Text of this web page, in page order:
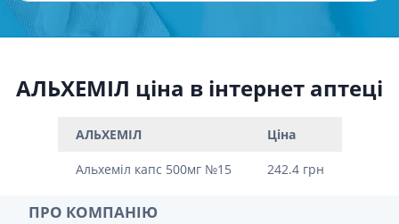
АЛЬХЕМІЛ ціна в інтернет аптеці
АЛЬХЕМІЛ Ціна
Альхеміл капс 500мг №15 242.4 грн
ПРО КОМПАНІЮ